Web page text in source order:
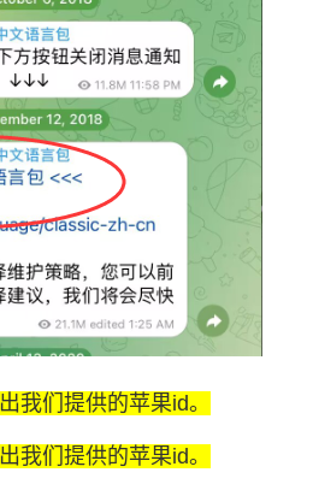
我们提供的苹果id。
我们提供的苹果id。